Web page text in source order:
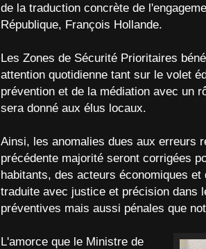
de la traduction concrète de
République, François Hollande.
Les Zones de Sécurité Prioritaires
attention quotidienne tant sur le volet
prévention et de la médiation avec un
sera donné aux élus locaux.
Ainsi, les anomalies dues aux erreurs
précédente majorité seront corrigées
habitants, des acteurs économiques
traduite avec justice et précision dans
préventives mais aussi pénales que
L'amorce que le Ministre de